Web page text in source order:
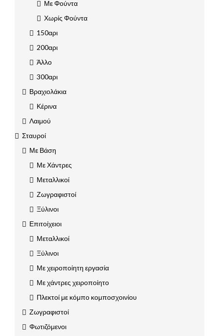
Με Φούντα
Χωρίς Φούντα
150αρι
200αρι
Άλλο
300αρι
Βραχιολάκια
Κέρινα
Λαιμού
Σταυροί
Με Βάση
Με Χάντρες
Μεταλλικοί
Ζωγραφιστοί
Ξύλινοι
Επιτοίχειοι
Μεταλλικοί
Ξύλινοι
Με χειροποίητη εργασία
Με χάντρες χειροποίητο
Πλεκτοί με κόμπο κομποσχοινίου
Ζωγραφιστοί
Φωτιζόμενοι